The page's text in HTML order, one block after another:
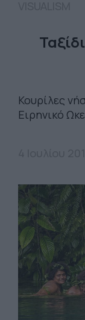
Κουρίλες
Ειρηνικό